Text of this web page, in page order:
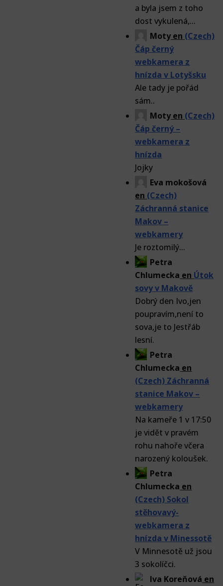
a byla jsem z toho
dost vykulená,...
Motyen (Czech)
Čáp černý
webkamera z
hnízda v Lotyšsku
Ale tady je pořád
sám..
Motyen (Czech)
Čáp černý –
webkamera z
hnízda
Jojky
Eva mokošová
en (Czech)
Záchranná stanice
Makov –
webkamery
Je roztomilý...
Petra
Chlumecka en Útok
sovy v Makově
Dobrý den Ivo,jen
poupravím,není to
sova,je to Jestřáb
lesní.
Petra
Chlumecka en
(Czech) Záchranná
stanice Makov –
webkamery
Na kameře 1 v 17:50
je vidět v pravém
rohu nahoře včera
narozený koloušek.
Petra
Chlumecka en
(Czech) Sokol
stěhovavý-
webkamera z
hnízda v Minessotě
V Minnesotě už jsou
3 sokolíčci.
Iva Koreňová en